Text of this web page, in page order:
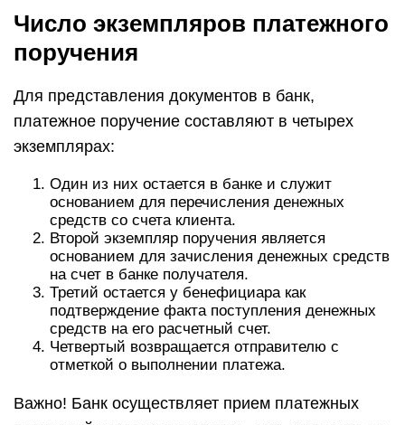
Число экземпляров платежного
поручения
Для представления документов в банк,
платежное поручение составляют в четырех
экземплярах:
Один из них остается в банке и служит
основанием для перечисления денежных
средств со счета клиента.
Второй экземпляр поручения является
основанием для зачисления денежных средств
на счет в банке получателя.
Третий остается у бенефициара как
подтверждение факта поступления денежных
средств на его расчетный счет.
Четвертый возвращается отправителю с
отметкой о выполнении платежа.
Важно! Банк осуществляет прием платежных